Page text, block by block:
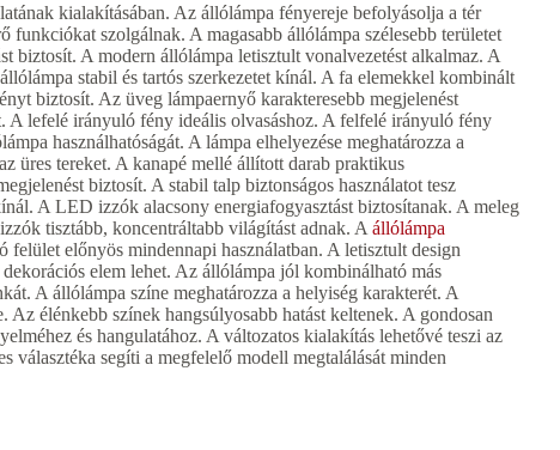
kialakításában. Az állólámpa fényereje befolyásolja a tér
szolgálnak. A magasabb állólámpa szélesebb területet
biztosít. A modern állólámpa letisztult vonalvezetést alkalmaz. A
stabil és tartós szerkezetet kínál. A fa elemekkel kombinált
biztosít. Az üveg lámpaernyő karakteresebb megjelenést
A lefelé irányuló fény ideális olvasáshoz. A felfelé irányuló fény
használhatóságát. A lámpa elhelyezése meghatározza a
üres tereket. A kanapé mellé állított darab praktikus
biztosít. A stabil talp biztonságos használatot tesz
A LED izzók alacsony energiafogyasztást biztosítanak. A meleg
tisztább, koncentráltabb világítást adnak. A állólámpa
felület előnyös mindennapi használatban. A letisztult design
elem lehet. Az állólámpa jól kombinálható más
A állólámpa színe meghatározza a helyiség karakterét. A
élénkebb színek hangsúlyosabb hatást keltenek. A gondosan
és hangulatához. A változatos kialakítás lehetővé teszi az
választéka segíti a megfelelő modell megtalálását minden